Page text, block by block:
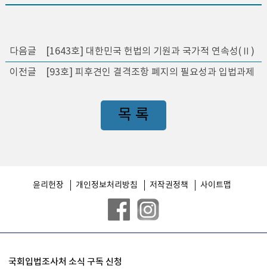
다음글
[1643호] 대한민국 헌법의 기원과 국가적 연속성(Ⅱ)
이전글
[93호] 피후견인 결격조항 폐지의 필요성과 입법과제
목 록
윤리헌장 개인정보처리방침 저작권정책 사이트맵
국회입법조사처 소식 구독 신청